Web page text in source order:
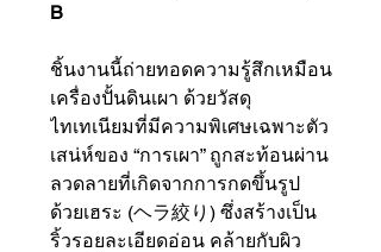
B
ชิ้นงานนี้ถ่ายทอดความรู้สึกเหมือน
เครื่องปั้นดินเผา ด้วยวัสดุ
ไทเทเนียมที่มีความพิเศษเฉพาะตัว
เสน่ห์ของ “การเผา” ถูกสะท้อนผ่าน
ลวดลายที่เกิดจากการกดขึ้นรูป
ด้วยเฮระ (ヘラ絞り) ซึ่งสร้างเป็น
ริ้วรอยละเอียดอ่อน คล้ายกับผิว